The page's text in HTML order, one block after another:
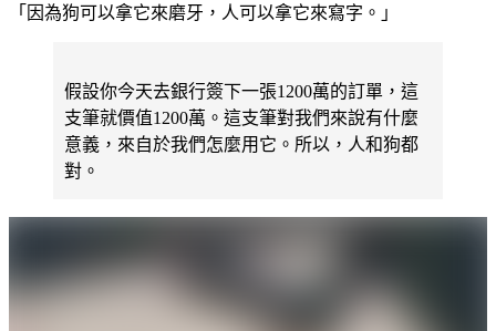
「因為狗可以拿它來磨牙，人可以拿它來寫字。」
假設你今天去銀行簽下一張1200萬的訂單，這
支筆就價值1200萬。這支筆對我們來說有什麼
意義，來自於我們怎麼用它。所以，人和狗都
對。